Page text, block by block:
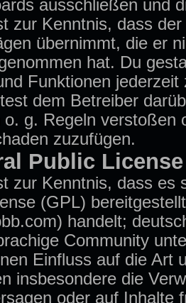
ausschließen und
zur Kenntnis, dass
übernimmt, die er
hat. Du
Funktionen
dem Betreiber
o. g. Regeln verstoßen
zuzufügen.
Public License
zur Kenntnis, dass es
(GPL)
handelt;
Community
Einfluss auf die Art
insbesondere die
oder auf Inhalte